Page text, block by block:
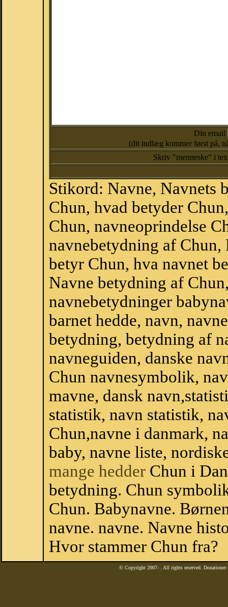
Din email
(dit indlæg kommer først på,
Skriv "menneske" i
Stikord: Navne, Navnets
Chun, hvad betyder
Chun, navneoprindelse
navnebetydning af
betyr Chun, hva navnet
Navne betydning af
navnebetydninger
barnet hedde, navn,
betydning, betydning af
navneguiden, danske
Chun navnesymbolik,
mavne, dansk
statistik, navn statistik,
Chun,navne i danmark,
baby, navne liste,
mange hedder Chun i
betydning. Chun
Chun. Babynavne.
navne. navne. Navne
Hvor stammer Chun fra?
© Copyright 2007- . All rights reserved.